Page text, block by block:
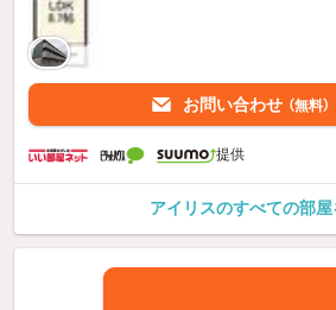
お問い合わせ （無料）
提供
アイリスのすべての部屋